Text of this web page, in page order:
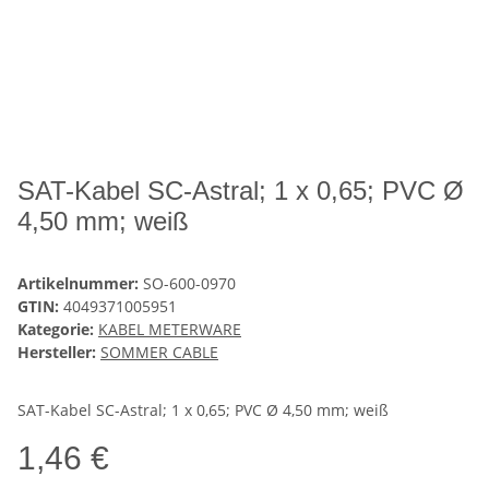
SAT-Kabel SC-Astral; 1 x 0,65; PVC Ø
4,50 mm; weiß
Artikelnummer: SO-600-0970
GTIN: 4049371005951
Kategorie: KABEL METERWARE
Hersteller: SOMMER CABLE
SAT-Kabel SC-Astral; 1 x 0,65; PVC Ø 4,50 mm; weiß
1,46 €